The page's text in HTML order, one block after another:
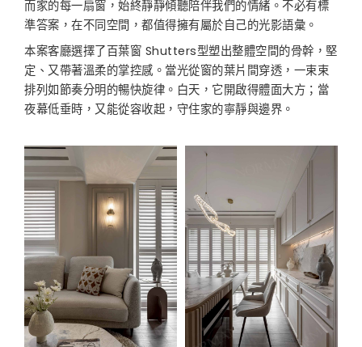
而家的每一扇窗，始終靜靜傾聽陪伴我們的情緒。不必有標
準答案，在不同空間，都值得擁有屬於自己的光影語彙。
本案客廳選擇了百葉窗 Shutters型塑出整體空間的骨幹，堅
定、又帶著溫柔的掌控感。當光從窗的葉片間穿透，一束束
排列如節奏分明的暢快旋律。白天，它開啟得體面大方；當
夜幕低垂時，又能從容收起，守住家的寧靜與邊界。